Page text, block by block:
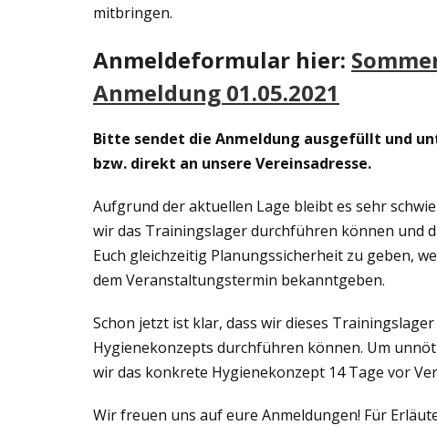
mitbringen.
Anmeldeformular hier:
Anmeldung 01.05.2021
Bitte sendet die Anmeldung ausgefüllt und
bzw. direkt an unsere Vereinsadresse.
Aufgrund der aktuellen Lage bleibt es sehr
wir das Trainingslager durchführen können und
Euch gleichzeitig Planungssicherheit zu geben,
dem Veranstaltungstermin bekanntgeben.
Schon jetzt ist klar, dass wir dieses
Hygienekonzepts durchführen können. Um
wir das konkrete Hygienekonzept 14 Tage vor
Wir freuen uns auf eure Anmeldungen! Für